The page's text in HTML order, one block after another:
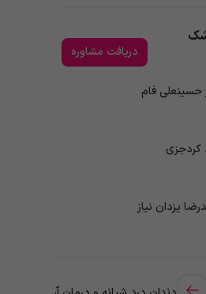
دریافت مشاوره
حسینعلی فام
کردجزی
یزدان نیاز